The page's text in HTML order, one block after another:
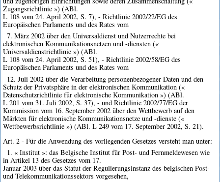
Zugangsrichtlinie ») (ABl.
L 108 vom 24. April 2002, S. 7), - Richtlinie 2002/22/EG des
Europäischen Parlaments und des Rates vom
7. März 2002 über den Universaldienst und Nutzerrechte bei
elektronischen Kommunikationsnetzen und -diensten («
Universaldienstrichtlinie ») (ABl.
L 108 vom 24. April 2002, S. 51), - Richtlinie 2002/58/EG des
Europäischen Parlaments und des Rates vom
12. Juli 2002 über die Verarbeitung personenbezogener Daten und den
Schutz der Privatsphäre in der elektronischen Kommunikation («
Datenschutzrichtlinie für elektronische Kommunikation ») (ABl.
L 201 vom 31. Juli 2002, S. 37), - und Richtlinie 2002/77/EG der
Kommission vom 16. September 2002 über den Wettbewerb auf den
Märkten für elektronische Kommunikationsnetze und -dienste («
Wettbewerbsrichtlinie ») (ABl. L 249 vom 17. September 2002, S. 21).
Art. 2 - Für die Anwendung des vorliegenden Gesetzes versteht man unter:
1. « Institut »: das Belgische Institut für Post- und Fernmeldewesen wie
in Artikel 13 des Gesetzes vom 17.
Januar 2003 über das Statut der Regulierungsinstanz des belgischen Post-
und Telekommunikationssektors vorgesehen,